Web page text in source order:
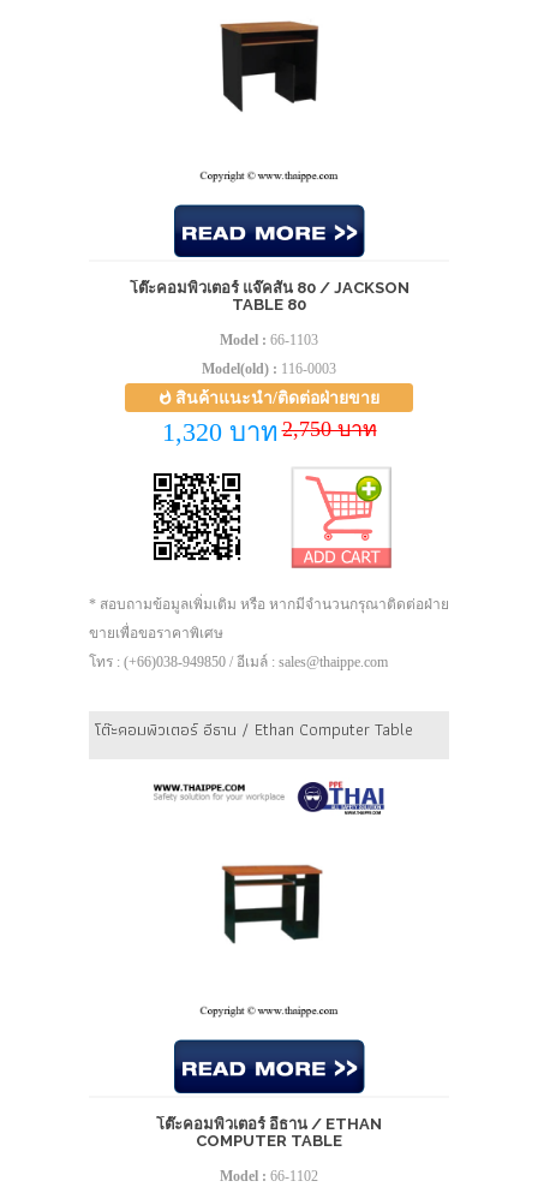
โต๊ะคอมพิวเตอร์ แจ๊คสัน 80 / JACKSON
TABLE 80
Model : 66-1103
Model(old) : 116-0003
สินค้าแนะนำ/ติดต่อฝ่ายขาย
1,320 บาท 2,750 บาท
* สอบถามข้อมูลเพิ่มเติม หรือ หากมีจำนวนกรุณาติดต่อฝ่าย
ขายเพื่อขอราคาพิเศษ
โทร : (+66)038-949850 / อีเมล์ : sales@thaippe.com
โต๊ะคอมพิวเตอร์ อีธาน / Ethan Computer Table
โต๊ะคอมพิวเตอร์ อีธาน / ETHAN
COMPUTER TABLE
Model : 66-1102